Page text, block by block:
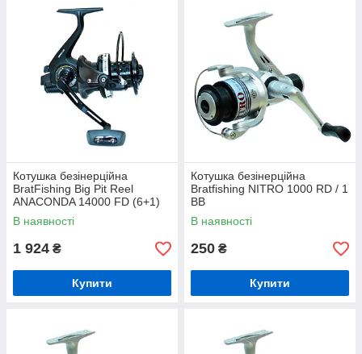
Котушка безінерційна
BratFishing Big Pit Reel
ANACONDA 14000 FD (6+1)
В наявності
1 924 ₴
Купити
Котушка безінерційна
Bratfishing NITRO 1000 RD / 1
BB
В наявності
250 ₴
Купити